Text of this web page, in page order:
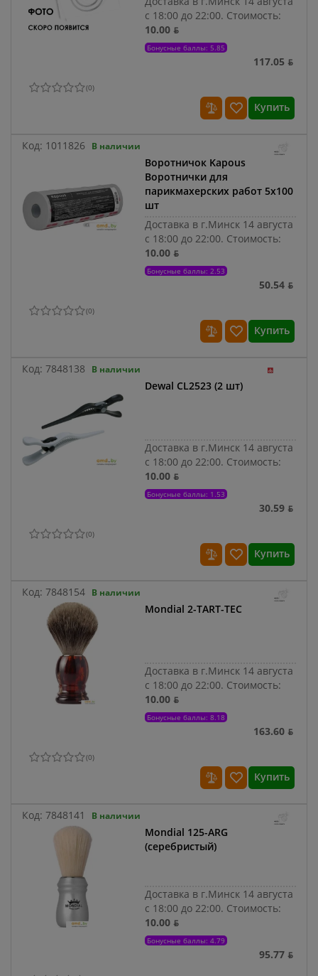
с 18:00 до 22:00. Стоимость:
10.00 ƃ
Бонусные баллы: 5.85
117.05 ƃ
(0)
Купить
Код: 1011826 В наличии
Воротничок Kapous
Воротнички для
парикмахерских работ 5x100
шт
Доставка в г.Минск 14 августа
с 18:00 до 22:00. Стоимость:
10.00 ƃ
Бонусные баллы: 2.53
50.54 ƃ
(0)
Купить
Код: 7848138 В наличии
Dewal CL2523 (2 шт)
Доставка в г.Минск 14 августа
с 18:00 до 22:00. Стоимость:
10.00 ƃ
Бонусные баллы: 1.53
30.59 ƃ
(0)
Купить
Код: 7848154 В наличии
Mondial 2-TART-TEC
Доставка в г.Минск 14 августа
с 18:00 до 22:00. Стоимость:
10.00 ƃ
Бонусные баллы: 8.18
163.60 ƃ
(0)
Купить
Код: 7848141 В наличии
Mondial 125-ARG
(серебристый)
Доставка в г.Минск 14 августа
с 18:00 до 22:00. Стоимость:
10.00 ƃ
Бонусные баллы: 4.79
95.77 ƃ